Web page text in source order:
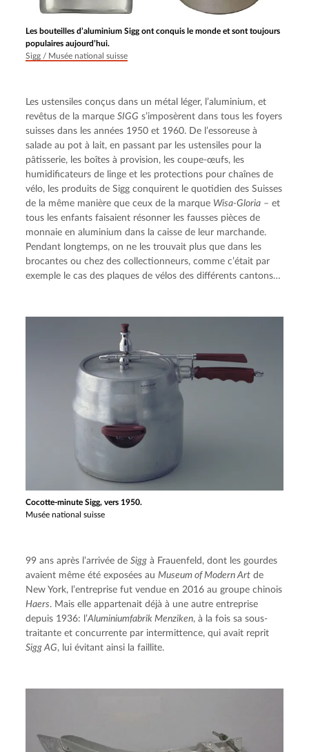
Les bouteilles d’aluminium Sigg ont conquis le monde et sont toujours
populaires aujourd’hui.
Sigg / Musée national suisse
Les ustensiles conçus dans un métal léger, l’aluminium, et
revêtus de la marque SIGG s’imposèrent dans tous les foyers
suisses dans les années 1950 et 1960. De l’essoreuse à
salade au pot à lait, en passant par les ustensiles pour la
pâtisserie, les boîtes à provision, les coupe-œufs, les
humidificateurs de linge et les protections pour chaînes de
vélo, les produits de Sigg conquirent le quotidien des Suisses
de la même manière que ceux de la marque Wisa-Gloria – et
tous les enfants faisaient résonner les fausses pièces de
monnaie en aluminium dans la caisse de leur marchande.
Pendant longtemps, on ne les trouvait plus que dans les
brocantes ou chez des collectionneurs, comme c’était par
exemple le cas des plaques de vélos des différents cantons…
Cocotte-minute Sigg, vers 1950.
Musée national suisse
99 ans après l’arrivée de Sigg à Frauenfeld, dont les gourdes
avaient même été exposées au Museum of Modern Art de
Haers. Mais elle appartenait déjà à une autre entreprise
depuis 1936: l’Aluminiumfabrik Menziken, à la fois sa sous-
Sigg AG, lui évitant ainsi la faillite.